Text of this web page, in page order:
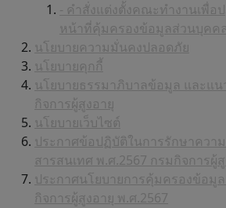
- คำสั่งแต่งตั้งคณะทำงานเพื่อ
หน้าที่คุ้มครองข้อมูลส่วนบุคคล
นโยบายความมั่นคงปลอดภัย
นโยบายคุกกี้
นโยบายธรรมาภิบาลข้อมูล และแ
กิจการผู้สูงอายุ
นโยบายเว็บไซต์
ประกาศข้อปฏิบัติในการรักษาควา
สารสนเทศ พ.ศ.2567 กรมกิจการผู้
ประกาศนโยบายการคุ้มครองข้อมู
กิจการผู้สูงอายุ พ.ศ.2567